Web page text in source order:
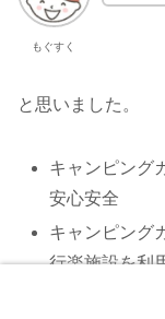
もぐすく
と思いました。
キャンピング
安心安全
キャンピング
行楽施設を利